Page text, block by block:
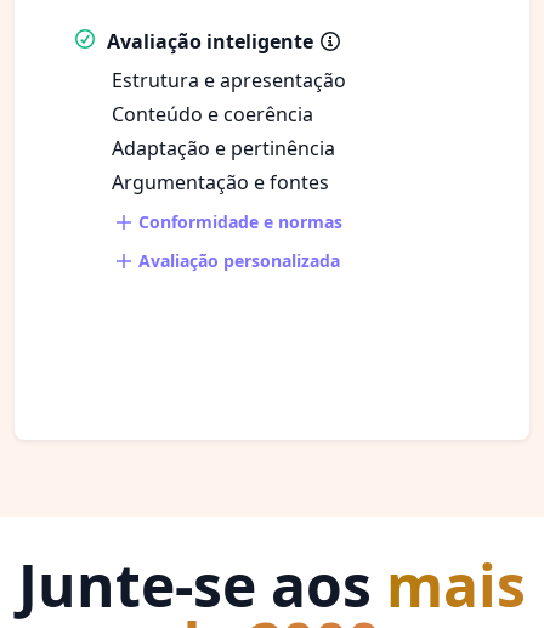
Avaliação inteligente
Estrutura e apresentação
Conteúdo e coerência
Adaptação e pertinência
Argumentação e fontes
Conformidade e normas
Avaliação personalizada
Junte-se aos mais